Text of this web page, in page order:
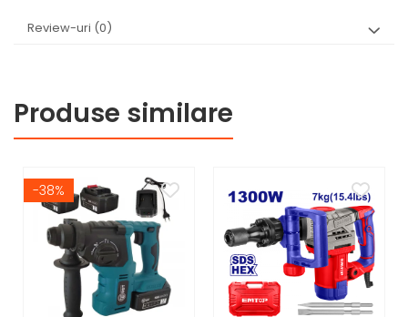
Review-uri (0)
Produse similare
-38%